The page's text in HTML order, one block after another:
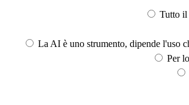
Tutto il
La AI è uno strumento, dipende l'uso
Per